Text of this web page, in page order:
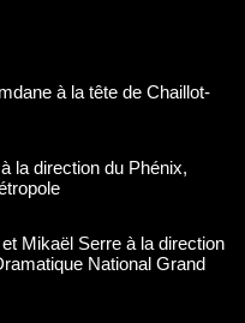
la direction du Phénix,
Mikaël Serre à la direction
National Grand
à la direction du